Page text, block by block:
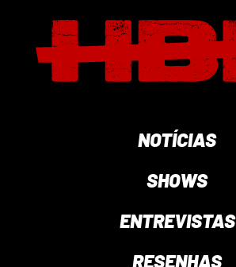
NOTÍCIAS
SHOWS
ENTREVISTAS
RESENHAS